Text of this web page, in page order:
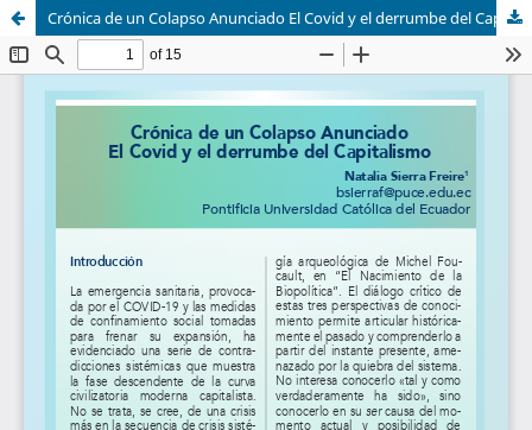
Crónica de un Colapso Anunciado El Covid y el derrumbe del Capitalismo